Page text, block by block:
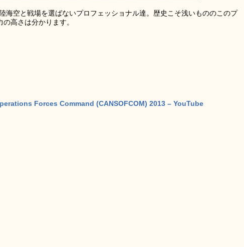
海空と戦場を選ばないプロフェッショナル達。歴史こそ浅いもののこのプ
高さは分かります。
Forces Command (CANSOFCOM) 2013 – YouTube